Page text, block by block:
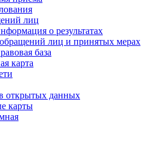
лиц
о результатах
лиц и принятых мерах
база
карта
открытых данных
карты